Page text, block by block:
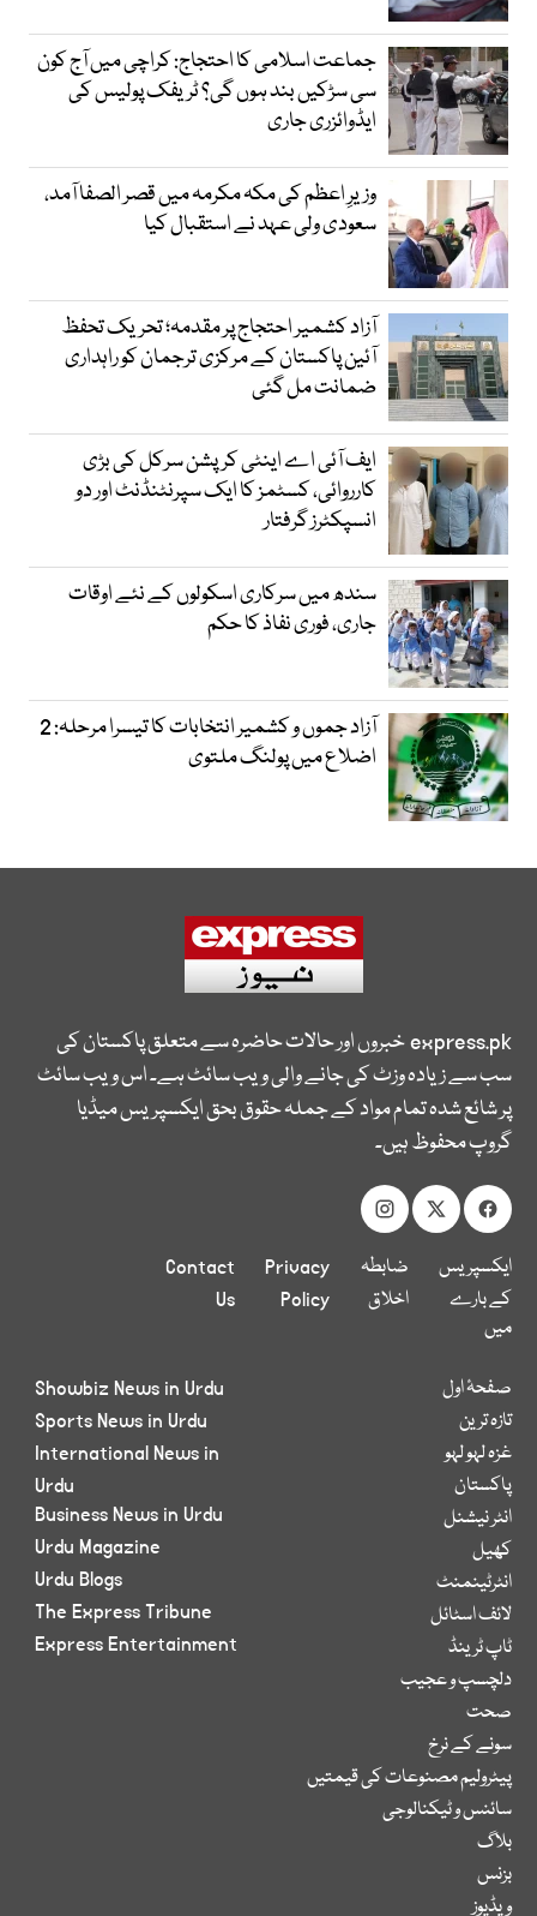
جماعت اسلامی کا احتجاج: کراچی میں آج کون
سی سڑکیں بند ہوں گی؟ ٹریفک پولیس کی
ایڈوائزری جاری
وزیرِ اعظم کی مکہ مکرمہ میں قصر الصفا آمد،
سعودی ولی عہد نے استقبال کیا
آزاد کشمیر احتجاج پر مقدمہ؛ تحریک تحفظ
آئین پاکستان کے مرکزی ترجمان کو راہداری
ضمانت مل گئی
ایف آئی اے اینٹی کرپشن سرکل کی بڑی
کارروائی، کسٹمز کا ایک سپرنٹنڈنٹ اور دو
انسپکٹرز گرفتار
سندھ میں سرکاری اسکولوں کے نئے اوقات
جاری، فوری نفاذ کا حکم
آزاد جموں و کشمیر انتخابات کا تیسرا مرحلہ: 2
اضلاع میں پولنگ ملتوی
express.pkخبروں اور حالات حاضرہ سے متعلق پاکستان کی
سب سے زیادہ وزٹ کی جانے والی ویب سائٹ ہے۔ اس ویب سائٹ
پر شائع شدہ تمام مواد کے جملہ حقوق بحق ایکسپریس میڈیا
گروپ محفوظ ہیں۔
ایکسپریس
کے بارے
میں
ضابطہ
اخلاق
Privacy
Policy
Contact
Us
صفحۂ اول
تازہ ترین
غزہ لہو لہو
پاکستان
انٹر نیشنل
کھیل
انٹرٹینمنٹ
لائف اسٹائل
ٹاپ ٹرینڈ
دلچسپ و عجیب
صحت
سونے کے نرخ
پیٹرولیم مصنوعات کی قیمتیں
سائنس و ٹیکنالوجی
بلاگ
بزنس
ویڈیوز
Showbiz News in Urdu
Sports News in Urdu
International News in
Urdu
Business News in Urdu
Urdu Magazine
Urdu Blogs
The Express Tribune
Express Entertainment